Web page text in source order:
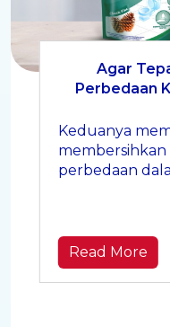
Agar
Perbedaan
Keduanya
perbedaan
Read More